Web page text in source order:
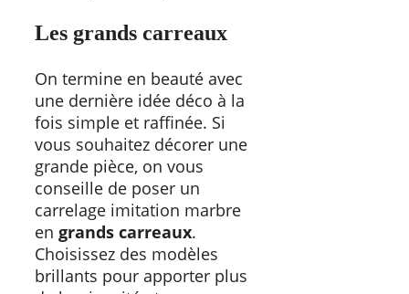
Les grands carreaux
On termine en beauté avec
une dernière idée déco à la
fois simple et raffinée. Si
vous souhaitez décorer une
grande pièce, on vous
conseille de poser un
carrelage imitation marbre
en grands carreaux.
Choisissez des modèles
brillants pour apporter plus